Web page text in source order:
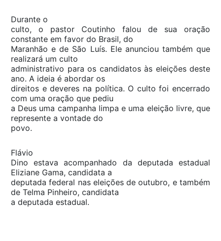
Durante o
culto, o pastor Coutinho falou de sua oração
constante em favor do Brasil, do
Maranhão e de São Luís. Ele anunciou também que
realizará um culto
administrativo para os candidatos às eleições deste
ano. A ideia é abordar os
direitos e deveres na política. O culto foi encerrado
com uma oração que pediu
a Deus uma campanha limpa e uma eleição livre, que
represente a vontade do
povo.
Flávio
Dino estava acompanhado da deputada estadual
Eliziane Gama, candidata a
deputada federal nas eleições de outubro, e também
de Telma Pinheiro, candidata
a deputada estadual.